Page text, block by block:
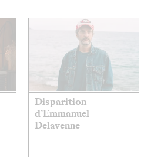
Disparition
d’Emmanuel
Delavenne